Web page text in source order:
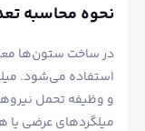
نحوه محاسبه
در ساخت ستون‌ها
استفاده می‌شود.
و وظیفه تحمل
میلگردهای عرضی یا